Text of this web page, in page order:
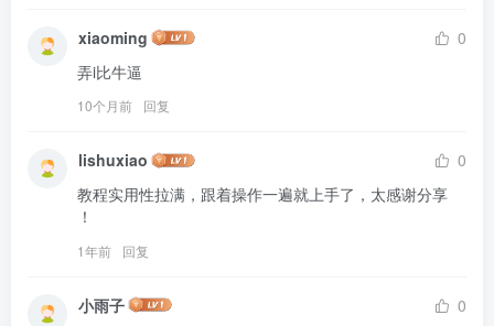
xiaoming
0
弄i比牛逼
10个月前 回复
lishuxiao
0
教程实用性拉满，跟着操作一遍就上手了，太感谢分享
！
1年前 回复
小雨子
0